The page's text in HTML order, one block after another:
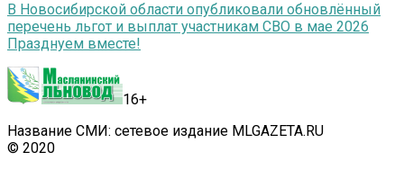
В Новосибирской области опубликовали обновлённый
перечень льгот и выплат участникам СВО в мае 2026
Празднуем вместе!
16+
Название СМИ: сетевое издание MLGAZETA.RU
© 2020